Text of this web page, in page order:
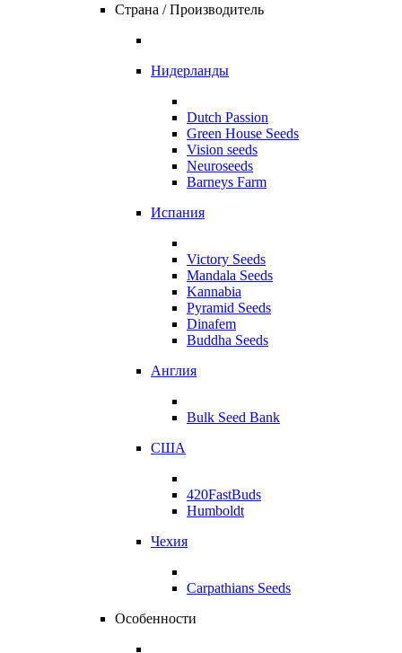
Страна / Производитель
Нидерланды
Dutch Passion
Green House Seeds
Vision seeds
Neuroseeds
Barneys Farm
Испания
Victory Seeds
Mandala Seeds
Kannabia
Pyramid Seeds
Dinafem
Buddha Seeds
Англия
Bulk Seed Bank
США
420FastBuds
Humboldt
Чехия
Carpathians Seeds
Особенности